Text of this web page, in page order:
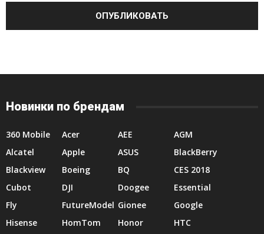
Новинки по брендам
360 Mobile Acer AEE
AGM
Alcatel
Apple ASUS
BlackBerry
Blackview
Boeing BQ
CES 2018
Cubot
DJI Doogee
Essential
Fly
FutureModel Gionee
Google
Hisense
HomTom Honor
HTC